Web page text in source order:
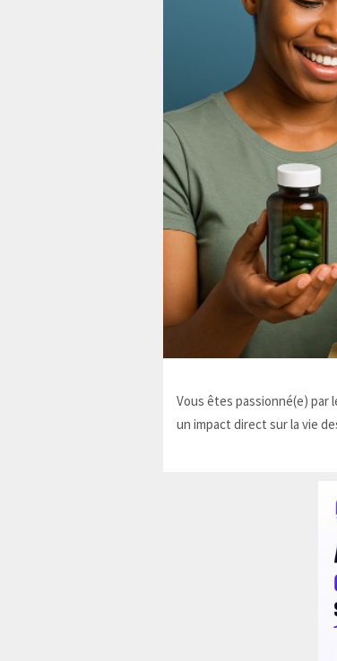
Vous êtes passionné(e) par
un impact direct sur la vie